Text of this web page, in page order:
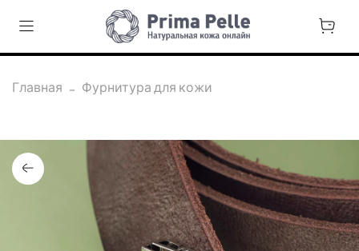
Главная Фурнитура для кожи